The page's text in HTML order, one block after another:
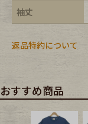
袖丈
返品特約について
おすすめ商品